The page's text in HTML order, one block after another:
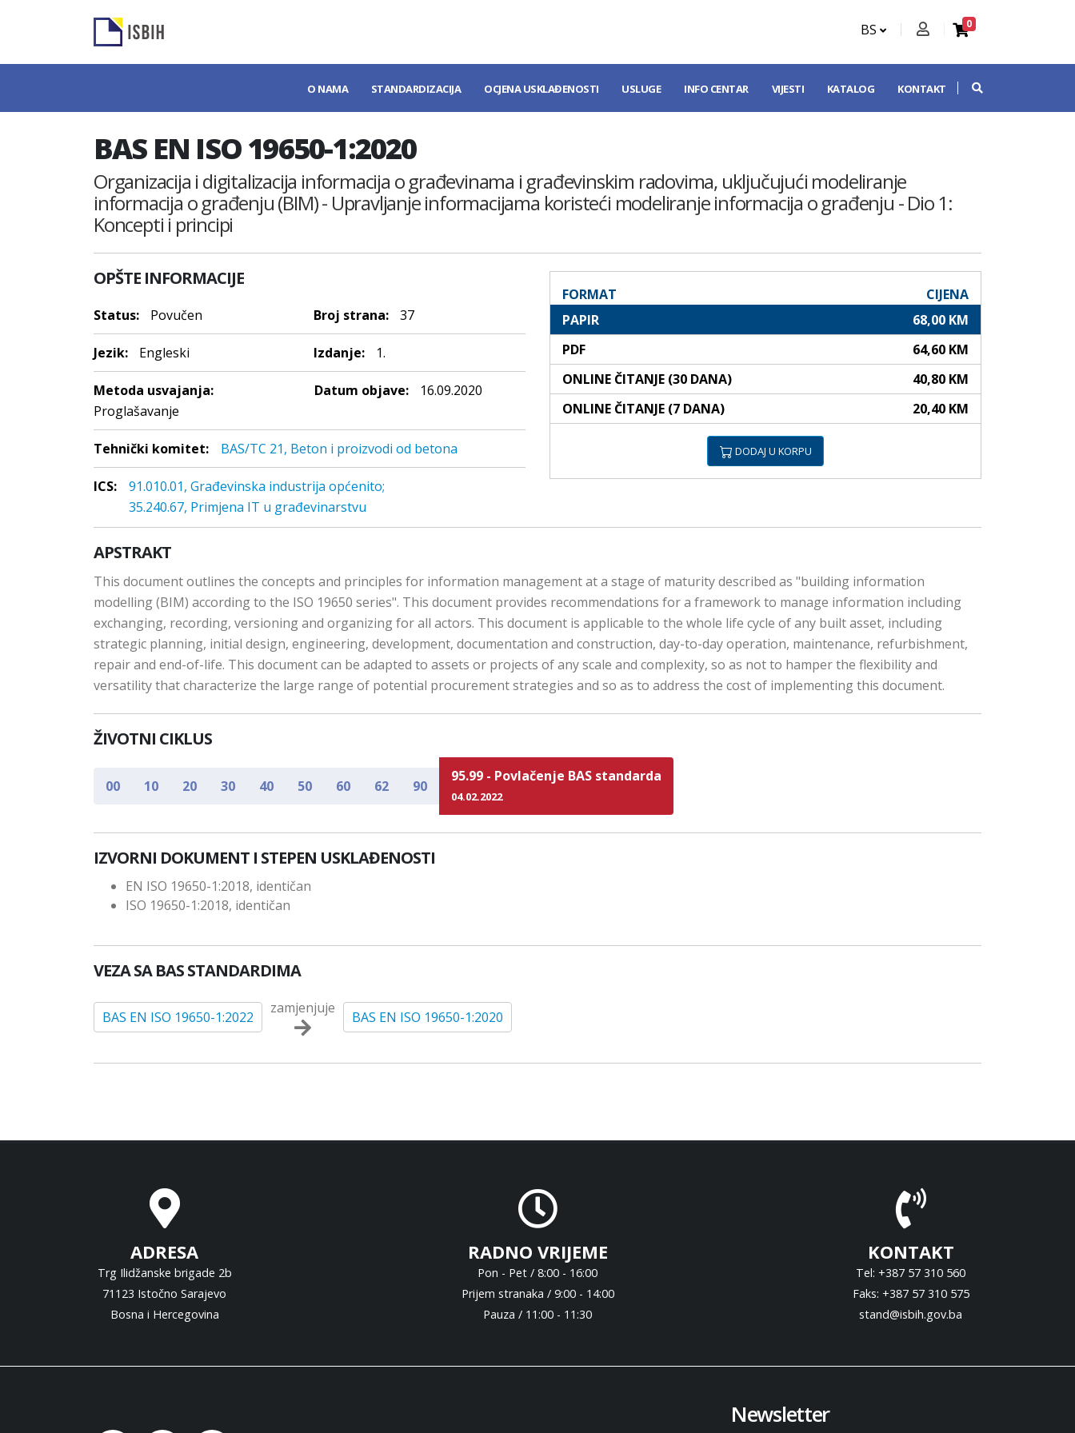
BS 0
O NAMA STANDARDIZACIJA OCJENA USKLAĐENOSTI USLUGE INFO CENTAR VIJESTI KATALOG KONTAKT
BAS EN ISO 19650-1:2020
Organizacija i digitalizacija informacija o građevinama i građevinskim radovima, uključujući modeliranje
informacija o građenju (BIM) - Upravljanje informacijama koristeći modeliranje informacija o građenju - Dio 1:
Koncepti i principi
OPŠTE INFORMACIJE
Status: Povučen Broj strana: 37
Jezik: Engleski Izdanje: 1.
Metoda usvajanja:
Proglašavanje
Datum objave: 16.09.2020
Tehnički komitet: BAS/TC 21, Beton i proizvodi od betona
ICS:
91.010.01, Građevinska industrija općenito;
35.240.67, Primjena IT u građevinarstvu
FORMAT
CIJENA
PAPIR
68,00 KM
PDF
64,60 KM
ONLINE ČITANJE (30 DANA)
40,80 KM
ONLINE ČITANJE (7 DANA)
20,40 KM
DODAJ U KORPU
APSTRAKT
This document outlines the concepts and principles for information management at a stage of maturity described as "building information
modelling (BIM) according to the ISO 19650 series". This document provides recommendations for a framework to manage information including
exchanging, recording, versioning and organizing for all actors. This document is applicable to the whole life cycle of any built asset, including
strategic planning, initial design, engineering, development, documentation and construction, day-to-day operation, maintenance, refurbishment,
repair and end-of-life. This document can be adapted to assets or projects of any scale and complexity, so as not to hamper the flexibility and
versatility that characterize the large range of potential procurement strategies and so as to address the cost of implementing this document.
ŽIVOTNI CIKLUS
00 10 20 30 40 50 60 62 90
95.99 - Povlačenje BAS standarda
04.02.2022
IZVORNI DOKUMENT I STEPEN USKLAĐENOSTI
EN ISO 19650-1:2018, identičan
ISO 19650-1:2018, identičan
VEZA SA BAS STANDARDIMA
BAS EN ISO 19650-1:2022
zamjenjuje
BAS EN ISO 19650-1:2020
ADRESA
Trg Ilidžanske brigade 2b
71123 Istočno Sarajevo
Bosna i Hercegovina
RADNO VRIJEME
Pon - Pet / 8:00 - 16:00
Prijem stranaka / 9:00 - 14:00
Pauza / 11:00 - 11:30
KONTAKT
Tel: +387 57 310 560
Faks: +387 57 310 575
stand@isbih.gov.ba
Newsletter